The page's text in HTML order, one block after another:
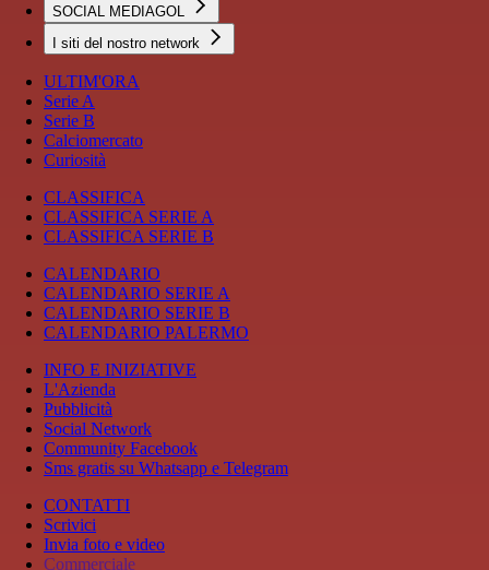
SOCIAL MEDIAGOL
I siti del nostro network
ULTIM'ORA
Serie A
Serie B
Calciomercato
Curiosità
CLASSIFICA
CLASSIFICA SERIE A
CLASSIFICA SERIE B
CALENDARIO
CALENDARIO SERIE A
CALENDARIO SERIE B
CALENDARIO PALERMO
INFO E INIZIATIVE
L'Azienda
Pubblicità
Social Network
Community Facebook
Sms gratis su Whatsapp e Telegram
CONTATTI
Scrivici
Invia foto e video
Commerciale